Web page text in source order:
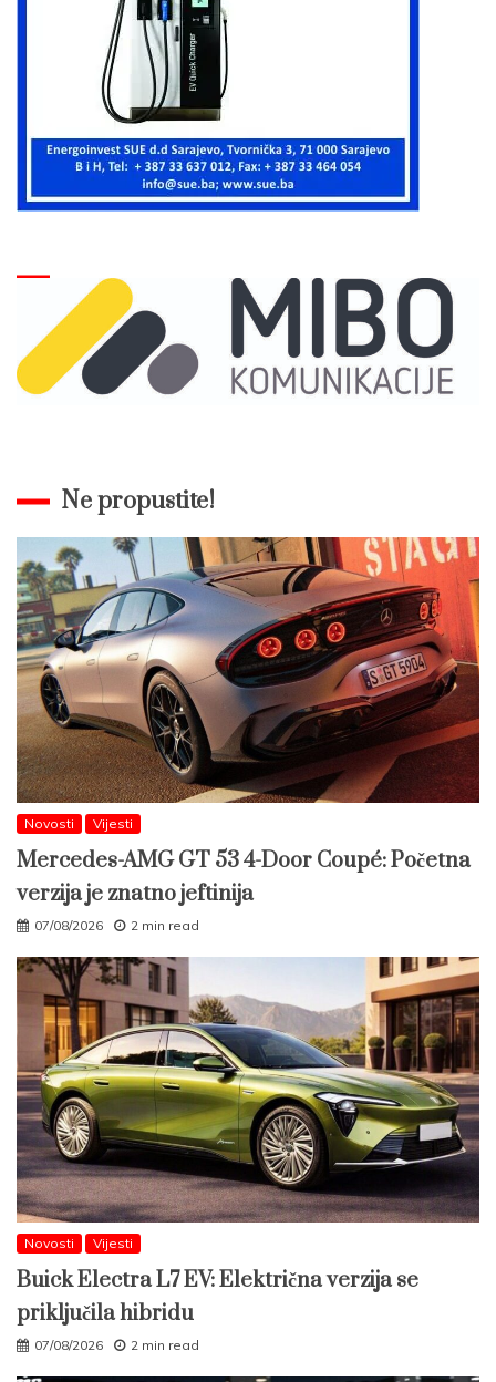
Ne propustite!
Novosti Vijesti
Mercedes-AMG GT 53 4-Door Coupé: Početna
verzija je znatno jeftinija
07/08/2026 2 min read
Novosti Vijesti
Buick Electra L7 EV: Električna verzija se
priključila hibridu
07/08/2026 2 min read